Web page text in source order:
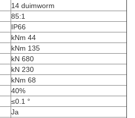
14 duimworm
85:1
IP66
kNm 44
kNm 135
kN 680
kN 230
kNm 68
40%
≤0.1 °
Ja